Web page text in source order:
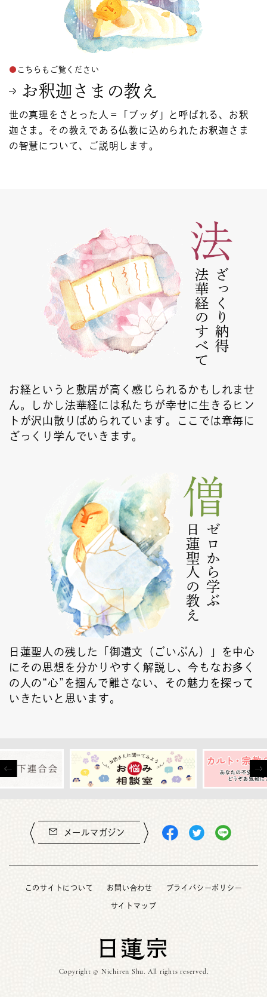
こちらもご覧ください
お釈迦さまの教え
世の真理をさとった人＝「ブッダ」と呼ばれる、お釈
迦さま。その教えである仏教に込められたお釈迦さま
の智慧について、ご説明します。
ざっくり納得
法華経のすべて
お経というと敷居が高く感じられるかもしれませ
ん。しかし法華経には私たちが幸せに生きるヒン
トが沢山散りばめられています。ここでは章毎に
ざっくり学んでいきます。
ゼロから学ぶ
日蓮聖人の教え
日蓮聖人の残した「御遺文（ごいぶん）」を中心
にその思想を分かりやすく解説し、今もなお多く
の人の“心”を掴んで離さない、その魅力を探って
いきたいと思います。
メールマガジン
このサイトについて お問い合わせ プライバシーポリシー
サイトマップ
Copyright © Nichiren Shu. All rights reserved.